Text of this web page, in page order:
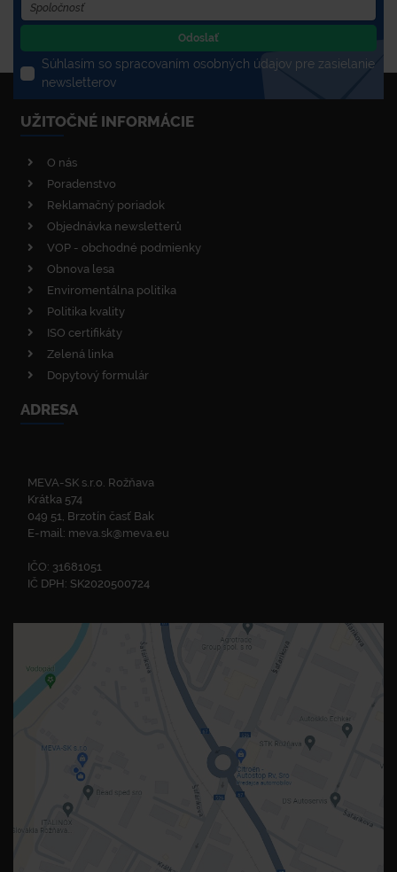
Odoslať
Súhlasím so spracovaním osobných údajov pre zasielanie
newsletterov
UŽITOČNÉ INFORMÁCIE
O nás
Poradenstvo
Reklamačný poriadok
Objednávka newsletterů
VOP - obchodné podmienky
Obnova lesa
Enviromentálna politika
Politika kvality
ISO certifikáty
Zelená linka
Dopytový formulár
ADRESA
MEVA-SK s.r.o. Rožňava
Krátka 574
049 51, Brzotín časť Bak
E-mail: meva.sk@meva.eu
IČO: 31681051
IČ DPH: SK2020500724